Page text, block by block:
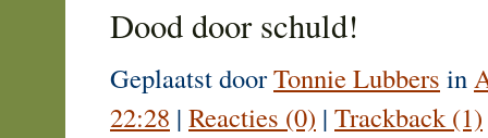
Dood door schuld!
Geplaatst doorTonnie Lubbers in
22:28 | Reacties (0) | Trackback (1)